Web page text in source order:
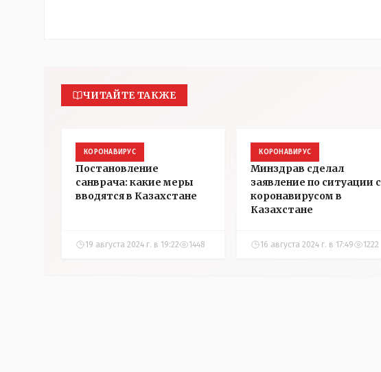
ЧИТАЙТЕ ТАКЖЕ
КОРОНАВИРУС
Постановление
санврача: какие меры
вводятся в Казахстане
19 августа 2024 г. в 19:22 1448
КОРОНАВИРУС
Минздрав сделал
заявление по ситуации с
коронавирусом в
Казахстане
16 августа 2024 г. в 17:49 1222